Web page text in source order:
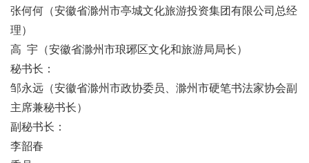
张何何（安徽省滁州市亭城文化旅游投资集团有限公司总经
理）
高 宇（安徽省滁州市琅琊区文化和旅游局局长）
秘书长：
邹永远（安徽省滁州市政协委员、滁州市硬笔书法家协会副
主席兼秘书长）
副秘书长：
李韶春